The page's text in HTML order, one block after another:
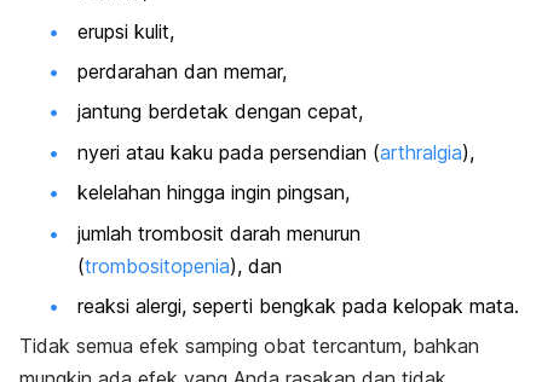
erupsi kulit,
perdarahan dan memar,
jantung berdetak dengan cepat,
nyeri atau kaku pada persendian (arthralgia),
kelelahan hingga ingin pingsan,
jumlah trombosit darah menurun
(trombositopenia), dan
reaksi alergi, seperti bengkak pada kelopak mata.
Tidak semua efek samping obat tercantum, bahkan